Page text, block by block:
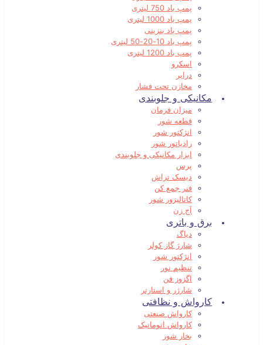
پمپ باد 750 لیتری
پمپ باد 1000 لیتری
پمپ باد بنزینی
پمپ باد 10-20-50 لیتری
پمپ باد 1200 لیتری
اسکرو
درایر
مخازن تحت فشار
مکانیکی و جلوبندی
میزان فرمان
قطعه شور
انژکتور شور
رادیاتور شور
ابزار مکانیکی و جلوبندی
پرس
دیسک تراش
فنر جمع کن
کاتالیزور شور
آج زن
برق و باتری
دیاگ
شارژ گاز کولر
انژکتور شور
تنظیم نور
اگزوز فن
شارژر و استارتر
کارواش و نظافتی
کارواش صنعتی
کارواش اتوماتیک
بخار شور